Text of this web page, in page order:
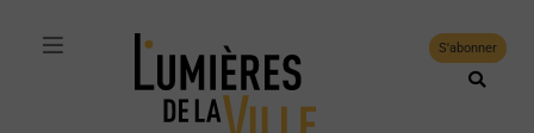
S'abonner